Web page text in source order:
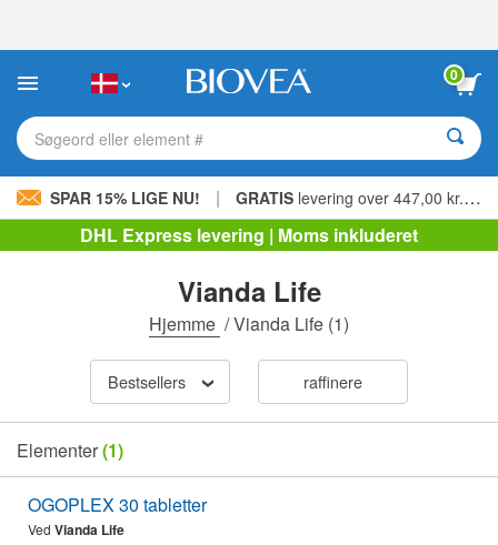
websted
0
Søgeord eller element #
SPAR 15% LIGE NU! | GRATIS levering over 447,00 kr. »
DHL Express levering | Moms inkluderet
Vianda Life
Hjemme /Vianda Life (1)
Bestsellers raffinere
Elementer(1)
OGOPLEX 30 tabletter
Ved Vianda Life